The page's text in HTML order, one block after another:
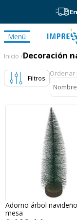
Menú
Decoración
Inicio /Decoración
Filtros
Ordenar
Adorno árbol
mesa